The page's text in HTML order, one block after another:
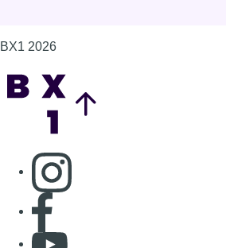
BX1 2026
Consulter page Instagram
Consulter page Facebook
Consulter Youtube